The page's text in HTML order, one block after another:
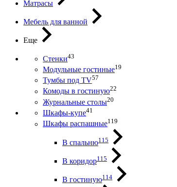
Матрасы
Мебель для ванной
Еще
Стенки43
Модульные гостиные19
Тумбы под ТV57
Комоды в гостиную22
Журнальные столы20
Шкафы-купе41
Шкафы распашные119
В спальню115
В коридор115
В гостиную114